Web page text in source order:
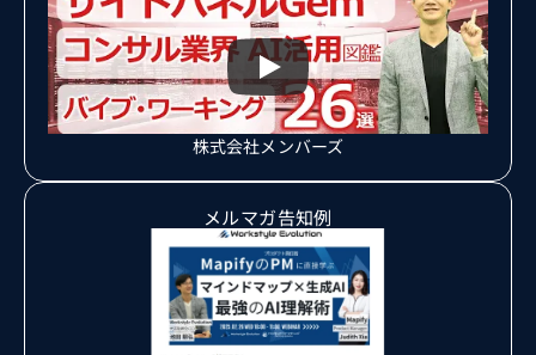
株式会社メンバーズ
メルマガ告知例